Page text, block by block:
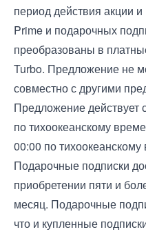
период действия акции
Prime и подарочных
преобразованы в
Turbo. Предложение не
совместно с другими
Предложение действует
по тихоокеанскому
00:00 по
Подарочные подписки
приобретении пяти и
месяц. Подарочные
что и купленные